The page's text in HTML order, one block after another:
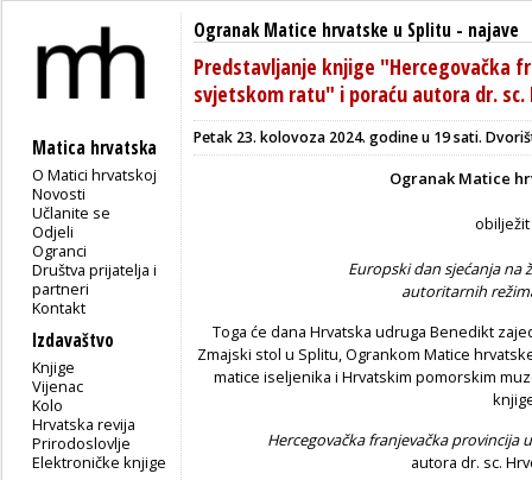
Matica hrvatska
O Matici hrvatskoj
Novosti
Učlanite se
Odjeli
Ogranci
Društva prijatelja i
partneri
Kontakt
Izdavaštvo
Knjige
Vijenac
Kolo
Hrvatska revija
Prirodoslovlje
Elektroničke knjige
Ogranak Matice hrvatske u Splitu - najave
Predstavljanje knjige "Hercegovačka
svjetskom ratu" i poraću autora dr. sc.
Petak 23. kolovoza 2024. godine u 19 sati.
Ogranak Matice
Europski dan sjećanja na
autoritarnih
Toga će dana Hrvatska udruga Benedikt
Zmajski stol u Splitu, Ogrankom Matice
matice iseljenika i Hrvatskim pomorskim
Hercegovačka franjevačka
autora dr. sc.